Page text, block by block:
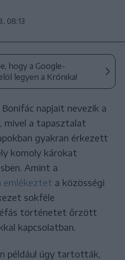
08:13
hogy a Google-
legyen a Krónika!
Bonifác napjait nevezik a
mivel a tapasztalat
gyakran érkezett
komoly károkat
Amint a
emlékeztet a közösségi
sokféle
történetet őrzött
kapcsolatban.
például úgy tartották,